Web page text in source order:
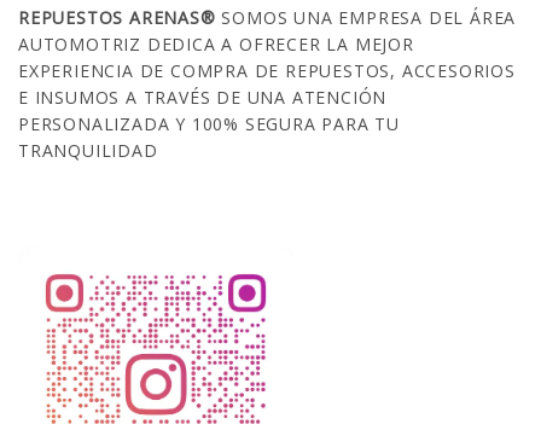
REPUESTOS ARENAS®SOMOS UNA EMPRESA DEL ÁREA
AUTOMOTRIZ DEDICA A OFRECER LA MEJOR
EXPERIENCIA DE COMPRA DE REPUESTOS, ACCESORIOS
E INSUMOS A TRAVÉS DE UNA ATENCIÓN
PERSONALIZADA Y 100% SEGURA PARA TU
TRANQUILIDAD